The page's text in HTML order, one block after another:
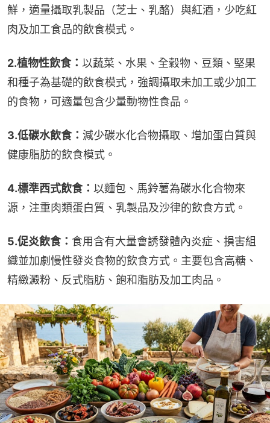
鮮，適量攝取乳製品（芝士、乳酪）與紅酒，少吃紅
肉及加工食品的飲食模式。
2.植物性飲食： 以蔬菜、水果、全穀物、豆類、堅果
和種子為基礎的飲食模式，強調攝取未加工或少加工
的食物，可適量包含少量動物性食品。
3.低碳水飲食： 減少碳水化合物攝取、增加蛋白質與
健康脂肪的飲食模式。
4.標準西式飲食： 以麵包、馬鈴薯為碳水化合物來
源，注重肉類蛋白質、乳製品及沙律的飲食方式。
5.促炎飲食： 食用含有大量會誘發體內炎症、損害組
織並加劇慢性發炎食物的飲食方式。主要包含高糖、
精緻澱粉、反式脂肪、飽和脂肪及加工肉品。